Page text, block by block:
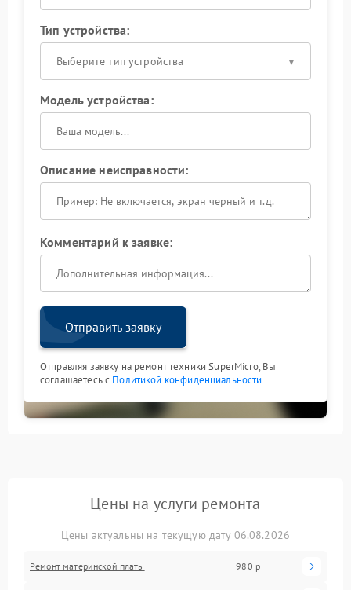
Тип устройства:
Выберите тип устройства
Модель устройства:
Описание неисправности:
Комментарий к заявке:
Отправить заявку
Отправляя заявку на ремонт техники SuperMicro, Вы
соглашаетесь с Политикой конфиденциальности
Цены на услуги ремонта
Цены актуальны на текущую дату 06.08.2026
Ремонт материнской платы 980 р